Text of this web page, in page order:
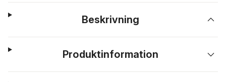
Beskrivning
Produktinformation